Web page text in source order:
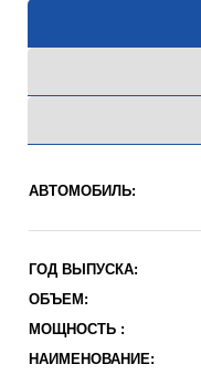
АВТОМОБИЛЬ:
ГОД ВЫПУСКА:
ОБЪЕМ:
МОЩНОСТЬ :
НАИМЕНОВАНИЕ: